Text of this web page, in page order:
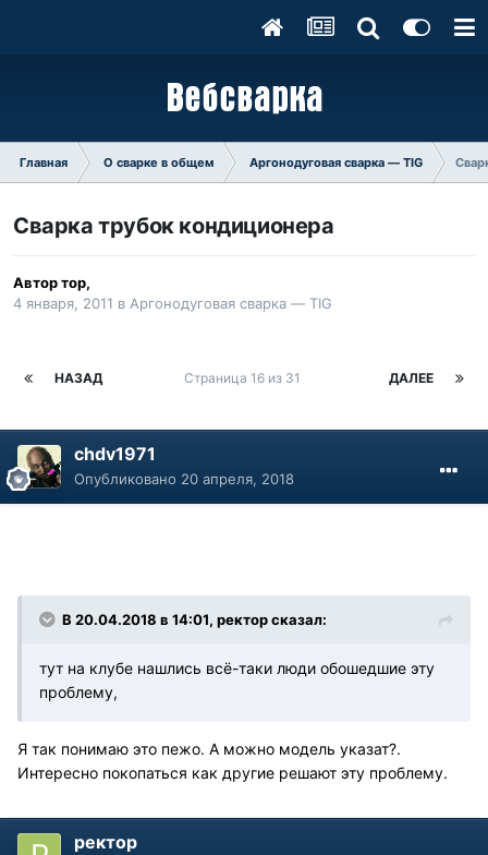
Главная О сварке в общем Аргонодуговая сварка — TIG
Сварка трубок кондиционера
Автортор,
4 января, 2011 в Аргонодуговая сварка — TIG
НАЗАД ДАЛЕЕ
Страница 16 из 31
chdv1971
Опубликовано 20 апреля, 2018
В 20.04.2018 в 14:01, ректор сказал:
тут на клубе нашлись всё-таки люди обошедшие эту
проблему,
Я так понимаю это пежо. А можно модель указат?.
Интересно покопаться как другие решают эту проблему.
ректор